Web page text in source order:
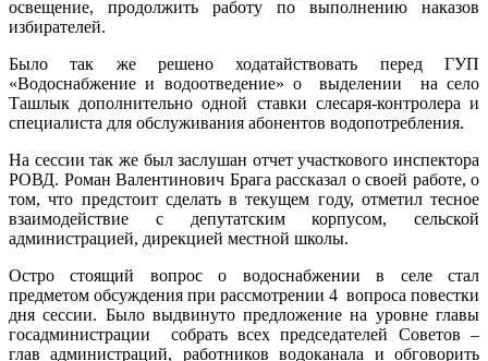
освещение, продолжить работу по выполнению наказов
избирателей.
Было так же решено ходатайствовать перед ГУП
«Водоснабжение и водоотведение» о выделении на село
Ташлык дополнительно одной ставки слесаря-контролера и
специалиста для обслуживания абонентов водопотребления.
На сессии так же был заслушан отчет участкового инспектора
РОВД. Роман Валентинович Брага рассказал о своей работе, о
том, что предстоит сделать в текущем году, отметил тесное
взаимодействие с депутатским корпусом, сельской
администрацией, дирекцией местной школы.
Остро стоящий вопрос о водоснабжении в селе стал
предметом обсуждения при рассмотрении 4 вопроса повестки
дня сессии. Было выдвинуто предложение на уровне главы
госадминистрации собрать всех председателей Советов –
глав администраций, работников водоканала и обговорить